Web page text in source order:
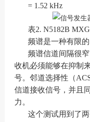
= 1.52 kHz
表2. N5182B
频谱是一种有限
频谱信道间隔很
收机必须能够在抑制
号。邻道选择性（
信道接收信号，并且
力。
这个测试用到了